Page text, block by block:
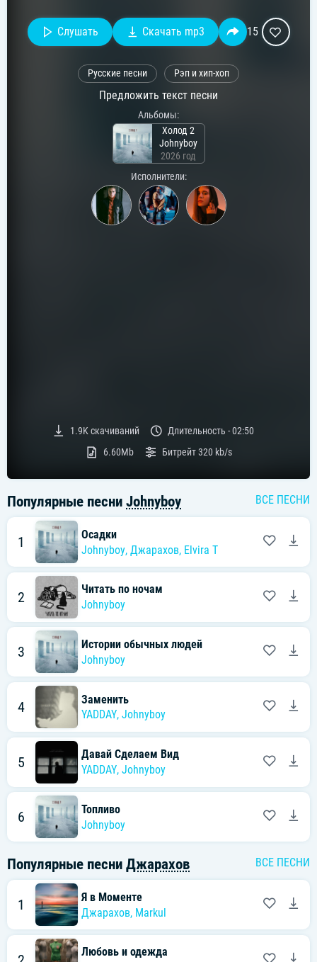
Слушать Скачать mp3 15
Русские песни Рэп и хип-хоп
Предложить текст песни
Альбомы:
Холод 2
Johnyboy
2026 год
Исполнители:
1.9Kскачиваний Длительность -02:50
6.60Mb
Битрейт320 kb/s
Популярные песни Johnyboy ВСЕ ПЕСНИ
1
Осадки
Johnyboy, Джарахов, Elvira T
2
Читать по ночам
Johnyboy
3
Истории обычных людей
Johnyboy
4
Заменить
YADDAY, Johnyboy
5
Давай Сделаем Вид
YADDAY, Johnyboy
6
Топливо
Johnyboy
Популярные песни Джарахов ВСЕ ПЕСНИ
1
Я в Моменте
Джарахов, Markul
Любовь и одежда